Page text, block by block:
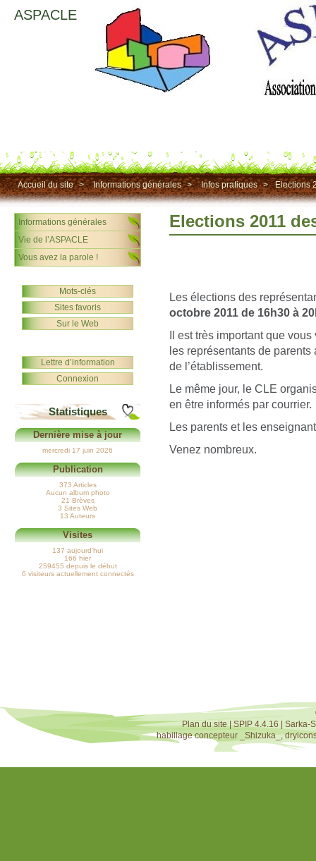
ASPACLE
Accueil du site > Informations générales > Infos pratiques > Elections
Elections 2011
Les élections des
octobre 2011 de 16h30 à
Il est très important que
les représentants de
de l’établissement.
Le même jour, le CLE
en être informés par courrier.
Les parents et les
Venez nombreux.
Informations générales
Vie de l’ASPACLE
Vous avez la parole !
Mots-clés
Sites favoris
Sur le Web
Lettre d’information
Connexion
Statistiques
Dernière mise à jour
mercredi 17 juin 2026
Publication
373 Articles
Aucun album photo
21 Brèves
3 Sites Web
13 Auteurs
Visites
137 aujourd’hui
166 hier
259455 depuis le début
6 visiteurs actuellement connectés
Plan du site|SPIP 4.4.16
Sarka-
habillage concepteur
_Shizuka_,